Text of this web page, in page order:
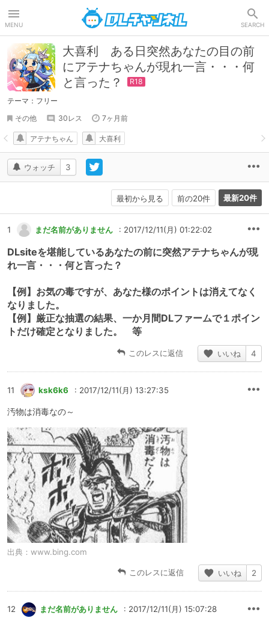
MENU SEARCH
大喜利 ある日突然あなたの目の前
にアテナちゃんが現れ一言・・・何
と言った？
テーマ：フリー
その他
30レス 7ヶ月前
ウォッチ 3
アテナちゃん 大喜利
最初から見る 前の20件 最新20件
1 まだ名前がありません : 2017/12/11(月) 01:22:02
DLsiteを堪能しているあなたの前に突然アテナちゃんが現
れ一言・・・何と言った？
【例】お気の毒ですが、あなた様のポイントは消えてなく
なりました。
【例】厳正な抽選の結果、一か月間DLファームで１ポイン
トだけ確定となりました。 等
このレスに返信 いいね 4
11 ksk6k6 : 2017/12/11(月) 13:27:35
汚物は消毒なの～
出典： www.bing.com
このレスに返信 いいね 2
12 まだ名前がありません : 2017/12/11(月) 15:07:28